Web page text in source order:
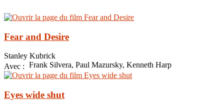
Fear and Desire
Stanley Kubrick
Avec : Frank Silvera, Paul Mazursky, Kenneth Harp
Eyes wide shut